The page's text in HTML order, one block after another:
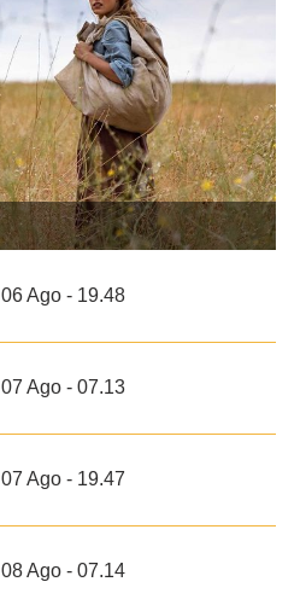
06 Ago - 19.48
07 Ago - 07.13
07 Ago - 19.47
08 Ago - 07.14